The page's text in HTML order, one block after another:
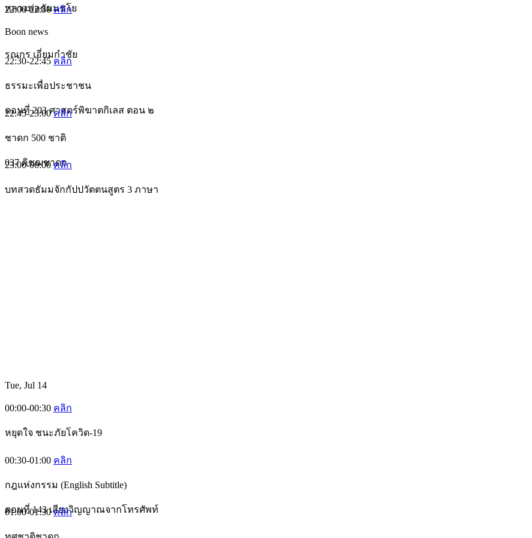
หลวงพ่อธัมมชโย
22:00-22:30คลิก
Boon news
รณกร เอี่ยมกำชัย
22:30-22:45คลิก
ธรรมะเพื่อประชาชน
ตอนที่ 203 ศาสตร์พิฆาตกิเลส ตอน ๒
22:45-23:00คลิก
ชาดก 500 ชาติ
037 คิชฌชาดก
23:00-00:00คลิก
บทสวดธัมมจักกัปปวัตตนสูตร 3 ภาษา
Tue, Jul 14
00:00-00:30 คลิก
หยุดใจ ชนะภัยโควิด-19
00:30-01:00 คลิก
กฎแห่งกรรม (English Subtitle)
ตอนที่ 143 เสียงวิญญาณจากโทรศัพท์
01:00-01:30คลิก